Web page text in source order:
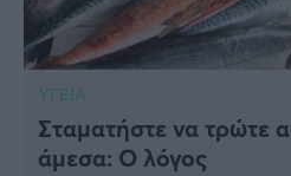
ΥΓΕΙΑ
Σταματήστε να τρώτε
άμεσα: Ο λόγος